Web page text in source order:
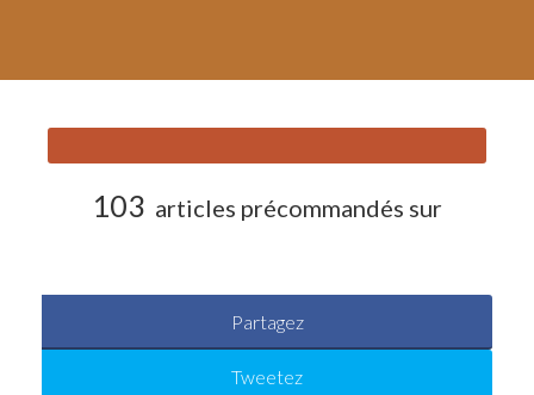
103 articles précommandés sur
Partagez
Tweetez